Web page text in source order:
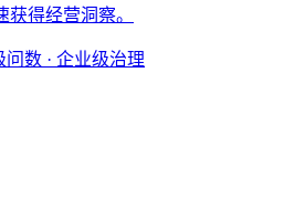
得经营洞察。
数 · 企业级治理